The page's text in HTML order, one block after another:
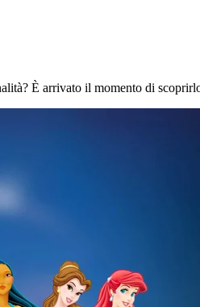
È arrivato il momento di